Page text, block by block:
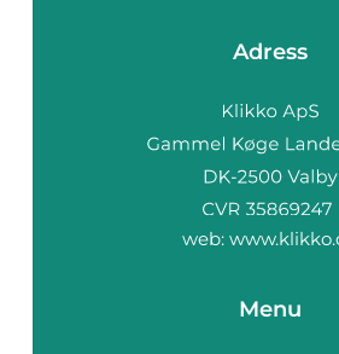
Adress
web:
Menu